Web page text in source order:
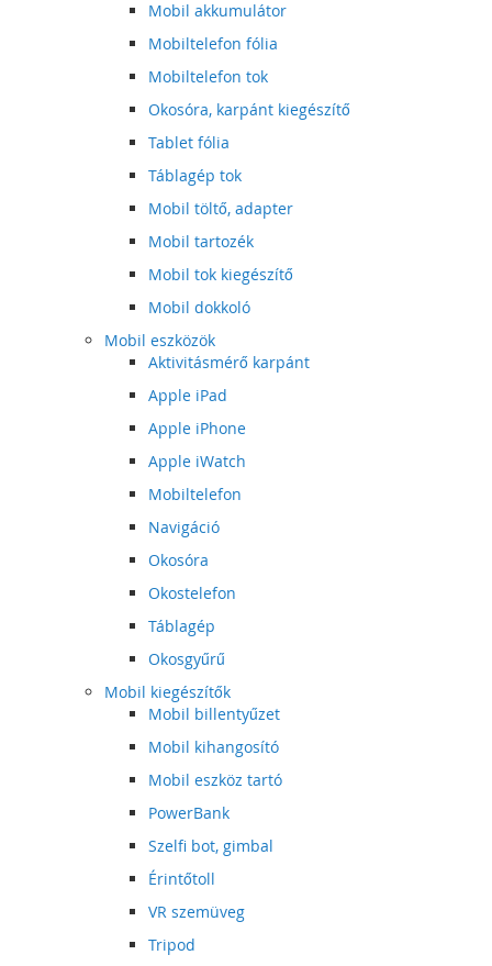
Mobil akkumulátor
Mobiltelefon fólia
Mobiltelefon tok
Okosóra, karpánt kiegészítő
Tablet fólia
Táblagép tok
Mobil töltő, adapter
Mobil tartozék
Mobil tok kiegészítő
Mobil dokkoló
Mobil eszközök
Aktivitásmérő karpánt
Apple iPad
Apple iPhone
Apple iWatch
Mobiltelefon
Navigáció
Okosóra
Okostelefon
Táblagép
Okosgyűrű
Mobil kiegészítők
Mobil billentyűzet
Mobil kihangosító
Mobil eszköz tartó
PowerBank
Szelfi bot, gimbal
Érintőtoll
VR szemüveg
Tripod